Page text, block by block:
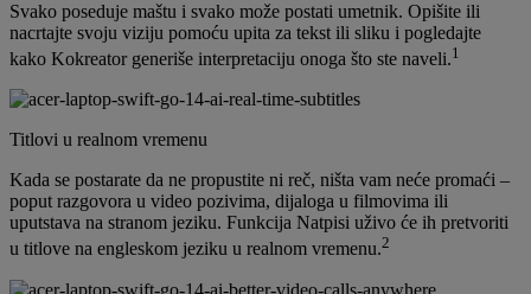
Svako poseduje maštu i svako može postati umetnik. Opišite ili
nacrtajte svoju viziju pomoću upita za tekst ili sliku i pogledajte
kako Kokreator generiše interpretaciju onoga što ste naveli.1
Titlovi u realnom vremenu
Kada se postarate da ne propustite ni reč, ništa vam neće promaći –
poput razgovora u video pozivima, dijaloga u filmovima ili
uputstava na stranom jeziku. Funkcija Natpisi uživo će ih pretvoriti
u titlove na engleskom jeziku u realnom vremenu.2